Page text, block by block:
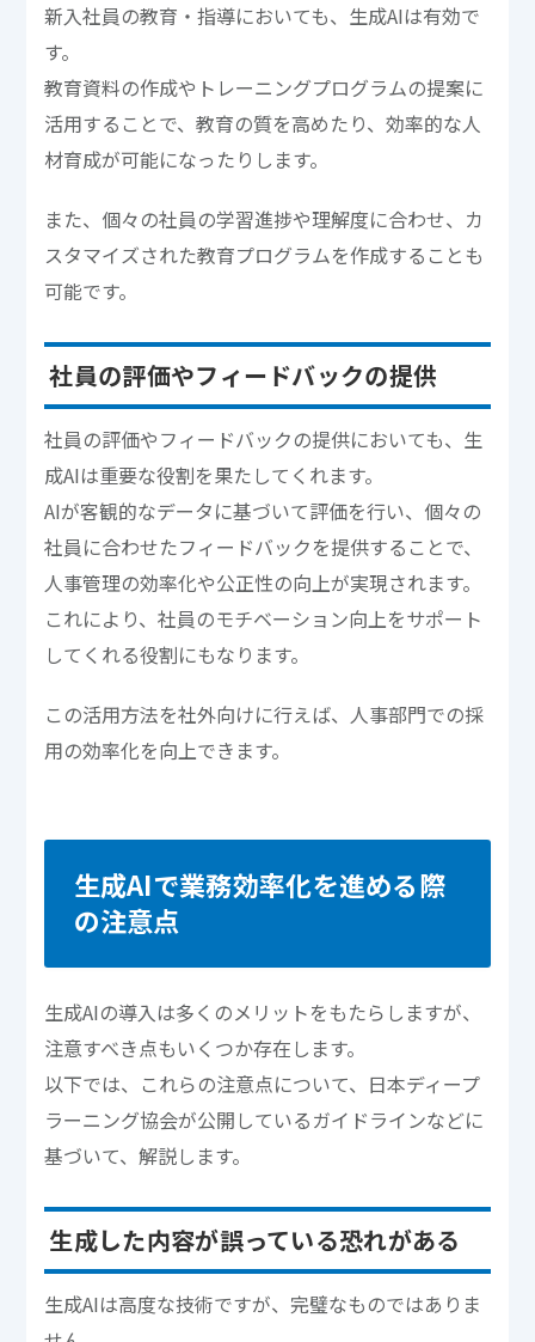
新入社員の教育・指導においても、生成AIは有効で
す。
教育資料の作成やトレーニングプログラムの提案に
活用することで、教育の質を高めたり、効率的な人
材育成が可能になったりします。
また、個々の社員の学習進捗や理解度に合わせ、カ
スタマイズされた教育プログラムを作成することも
可能です。
社員の評価やフィードバックの提供
社員の評価やフィードバックの提供においても、生
成AIは重要な役割を果たしてくれます。
AIが客観的なデータに基づいて評価を行い、個々の
社員に合わせたフィードバックを提供することで、
人事管理の効率化や公正性の向上が実現されます。
これにより、社員のモチベーション向上をサポート
してくれる役割にもなります。
この活用方法を社外向けに行えば、人事部門での採
用の効率化を向上できます。
生成AIで業務効率化を進める際
の注意点
生成AIの導入は多くのメリットをもたらしますが、
注意すべき点もいくつか存在します。
以下では、これらの注意点について、日本ディープ
ラーニング協会が公開しているガイドラインなどに
基づいて、解説します。
生成した内容が誤っている恐れがある
生成AIは高度な技術ですが、完璧なものではありま